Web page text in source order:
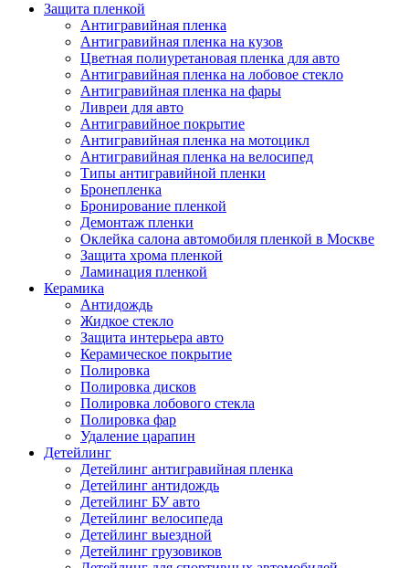
Защита пленкой
Антигравийная пленка
Антигравийная пленка на кузов
Цветная полиуретановая пленка для авто
Антигравийная пленка на лобовое стекло
Антигравийная пленка на фары
Ливреи для авто
Антигравийное покрытие
Антигравийная пленка на мотоцикл
Антигравийная пленка на велосипед
Типы антигравийной пленки
Бронепленка
Бронирование пленкой
Демонтаж пленки
Оклейка салона автомобиля пленкой в Москве
Защита хрома пленкой
Ламинация пленкой
Керамика
Антидождь
Жидкое стекло
Защита интерьера авто
Керамическое покрытие
Полировка
Полировка дисков
Полировка лобового стекла
Полировка фар
Удаление царапин
Детейлинг
Детейлинг антигравийная пленка
Детейлинг антидождь
Детейлинг БУ авто
Детейлинг велосипеда
Детейлинг выездной
Детейлинг грузовиков